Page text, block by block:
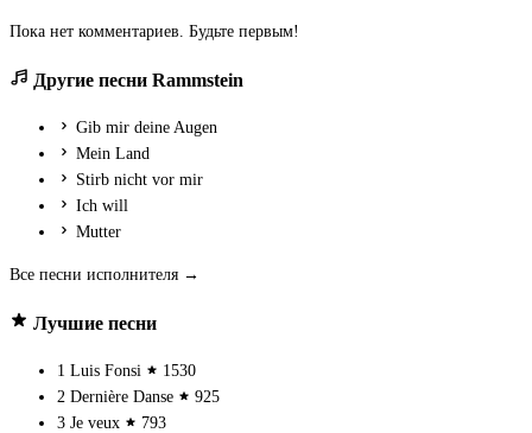
Пока нет комментариев. Будьте первым!
Другие песни Rammstein
Gib mir deine Augen
Mein Land
Stirb nicht vor mir
Ich will
Mutter
Все песни исполнителя →
Лучшие песни
1 Luis Fonsi
1530
2 Dernière Danse
925
3 Je veux
793